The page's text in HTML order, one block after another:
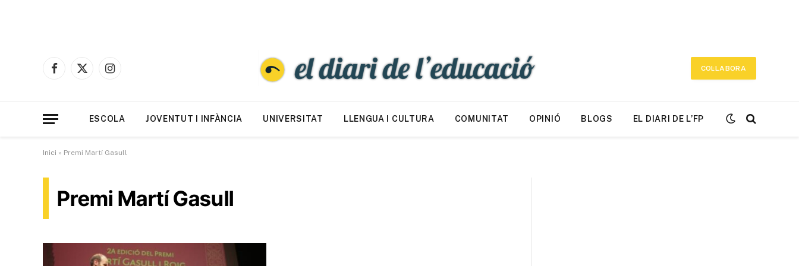
Facebook
X
Instagram
COL·LABORA
ESCOLA JOVENTUT I INFÀNCIA UNIVERSITAT LLENGUA I CULTURA COMUNITAT OPINIÓ BLOGS EL DIARI DE L’FP
Inici » Premi Martí Gasull
Premi Martí Gasull